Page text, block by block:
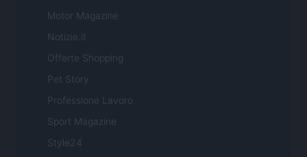
Motor Magazine
Notizie.it
Offerte Shopping
Pet Story
Professione Lavoro
Sport Magazine
Style24